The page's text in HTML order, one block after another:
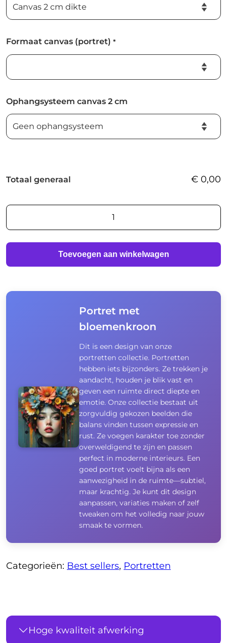
Formaat canvas (portret) *
Ophangsysteem canvas 2 cm
Totaal generaal € 0,00
Portret
met
Toevoegen aan winkelwagen
Portret met
bloemenkroon
Dit is een design van onze
portretten collectie. Portretten
hebben iets bijzonders. Ze trekken je
aandacht, houden je blik vast en
geven een ruimte direct diepte en
emotie. Onze collectie bestaat uit
zorgvuldig gekozen beelden die
balans vinden tussen expressie en
rust. Ze voegen karakter toe zonder
overweldigend te zijn en passen
perfect in moderne interieurs. Een
goed portret voelt bijna als een
aanwezigheid in de ruimte—subtiel,
maar krachtig. Je kunt dit design
aanpassen, variaties maken of zelf
tweaken om het volledig naar jouw
smaak te vormen.
Categorieën: Best sellers, Portretten
Hoge kwaliteit afwerking